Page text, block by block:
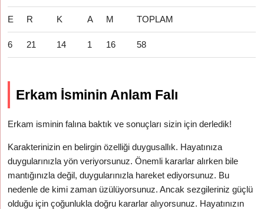
E R K A M TOPLAM
6 21 14 1 16 58
Erkam İsminin Anlam Falı
Erkam isminin falına baktık ve sonuçları sizin için derledik!
Karakterinizin en belirgin özelliği duygusallık. Hayatınıza
duygularınızla yön veriyorsunuz. Önemli kararlar alırken bile
mantığınızla değil, duygularınızla hareket ediyorsunuz. Bu
nedenle de kimi zaman üzülüyorsunuz. Ancak sezgileriniz güçlü
olduğu için çoğunlukla doğru kararlar alıyorsunuz. Hayatınızın